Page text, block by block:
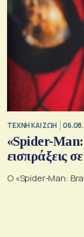
TΕΧΝΗ ΚΑΙ ΖΩΗ
«Spider-
εισπράξεις
Ο «Spider-Man: